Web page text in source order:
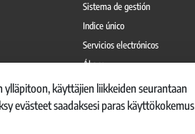
Sistema de gestión
Indice único
Servicios electrónicos
Ábaco
käyttäjien liikkeiden seurantaan
evästeet saadaksesi paras käyttökokemus